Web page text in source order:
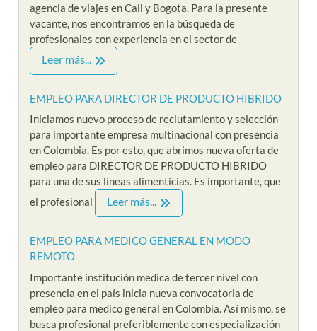
agencia de viajes en Cali y Bogota. Para la presente
vacante, nos encontramos en la búsqueda de
profesionales con experiencia en el sector de
Leer más...
EMPLEO PARA DIRECTOR DE PRODUCTO HIBRIDO
Iniciamos nuevo proceso de reclutamiento y selección
para importante empresa multinacional con presencia
en Colombia. Es por esto, que abrimos nueva oferta de
empleo para DIRECTOR DE PRODUCTO HIBRIDO
para una de sus líneas alimenticias. Es importante, que
el profesional
Leer más...
EMPLEO PARA MEDICO GENERAL EN MODO
REMOTO
Importante institución medica de tercer nivel con
presencia en el país inicia nueva convocatoria de
empleo para medico general en Colombia. Así mismo, se
busca profesional preferiblemente con especialización